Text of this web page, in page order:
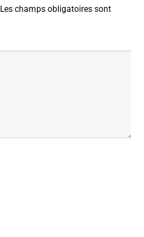
Les champs obligatoires sont